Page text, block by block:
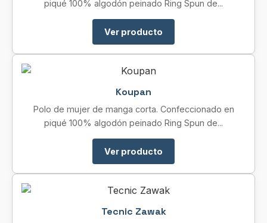
piqué 100% algodón peinado Ring Spun de...
Ver producto
Koupan
Polo de mujer de manga corta. Confeccionado en
piqué 100% algodón peinado Ring Spun de...
Ver producto
Tecnic Zawak